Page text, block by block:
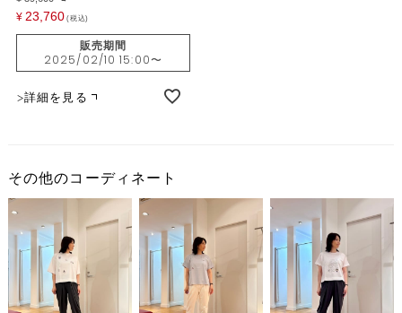
¥ 23,760 税込
販売期間
2025/02/10 15:00〜
詳細を見る
その他のコーディネート